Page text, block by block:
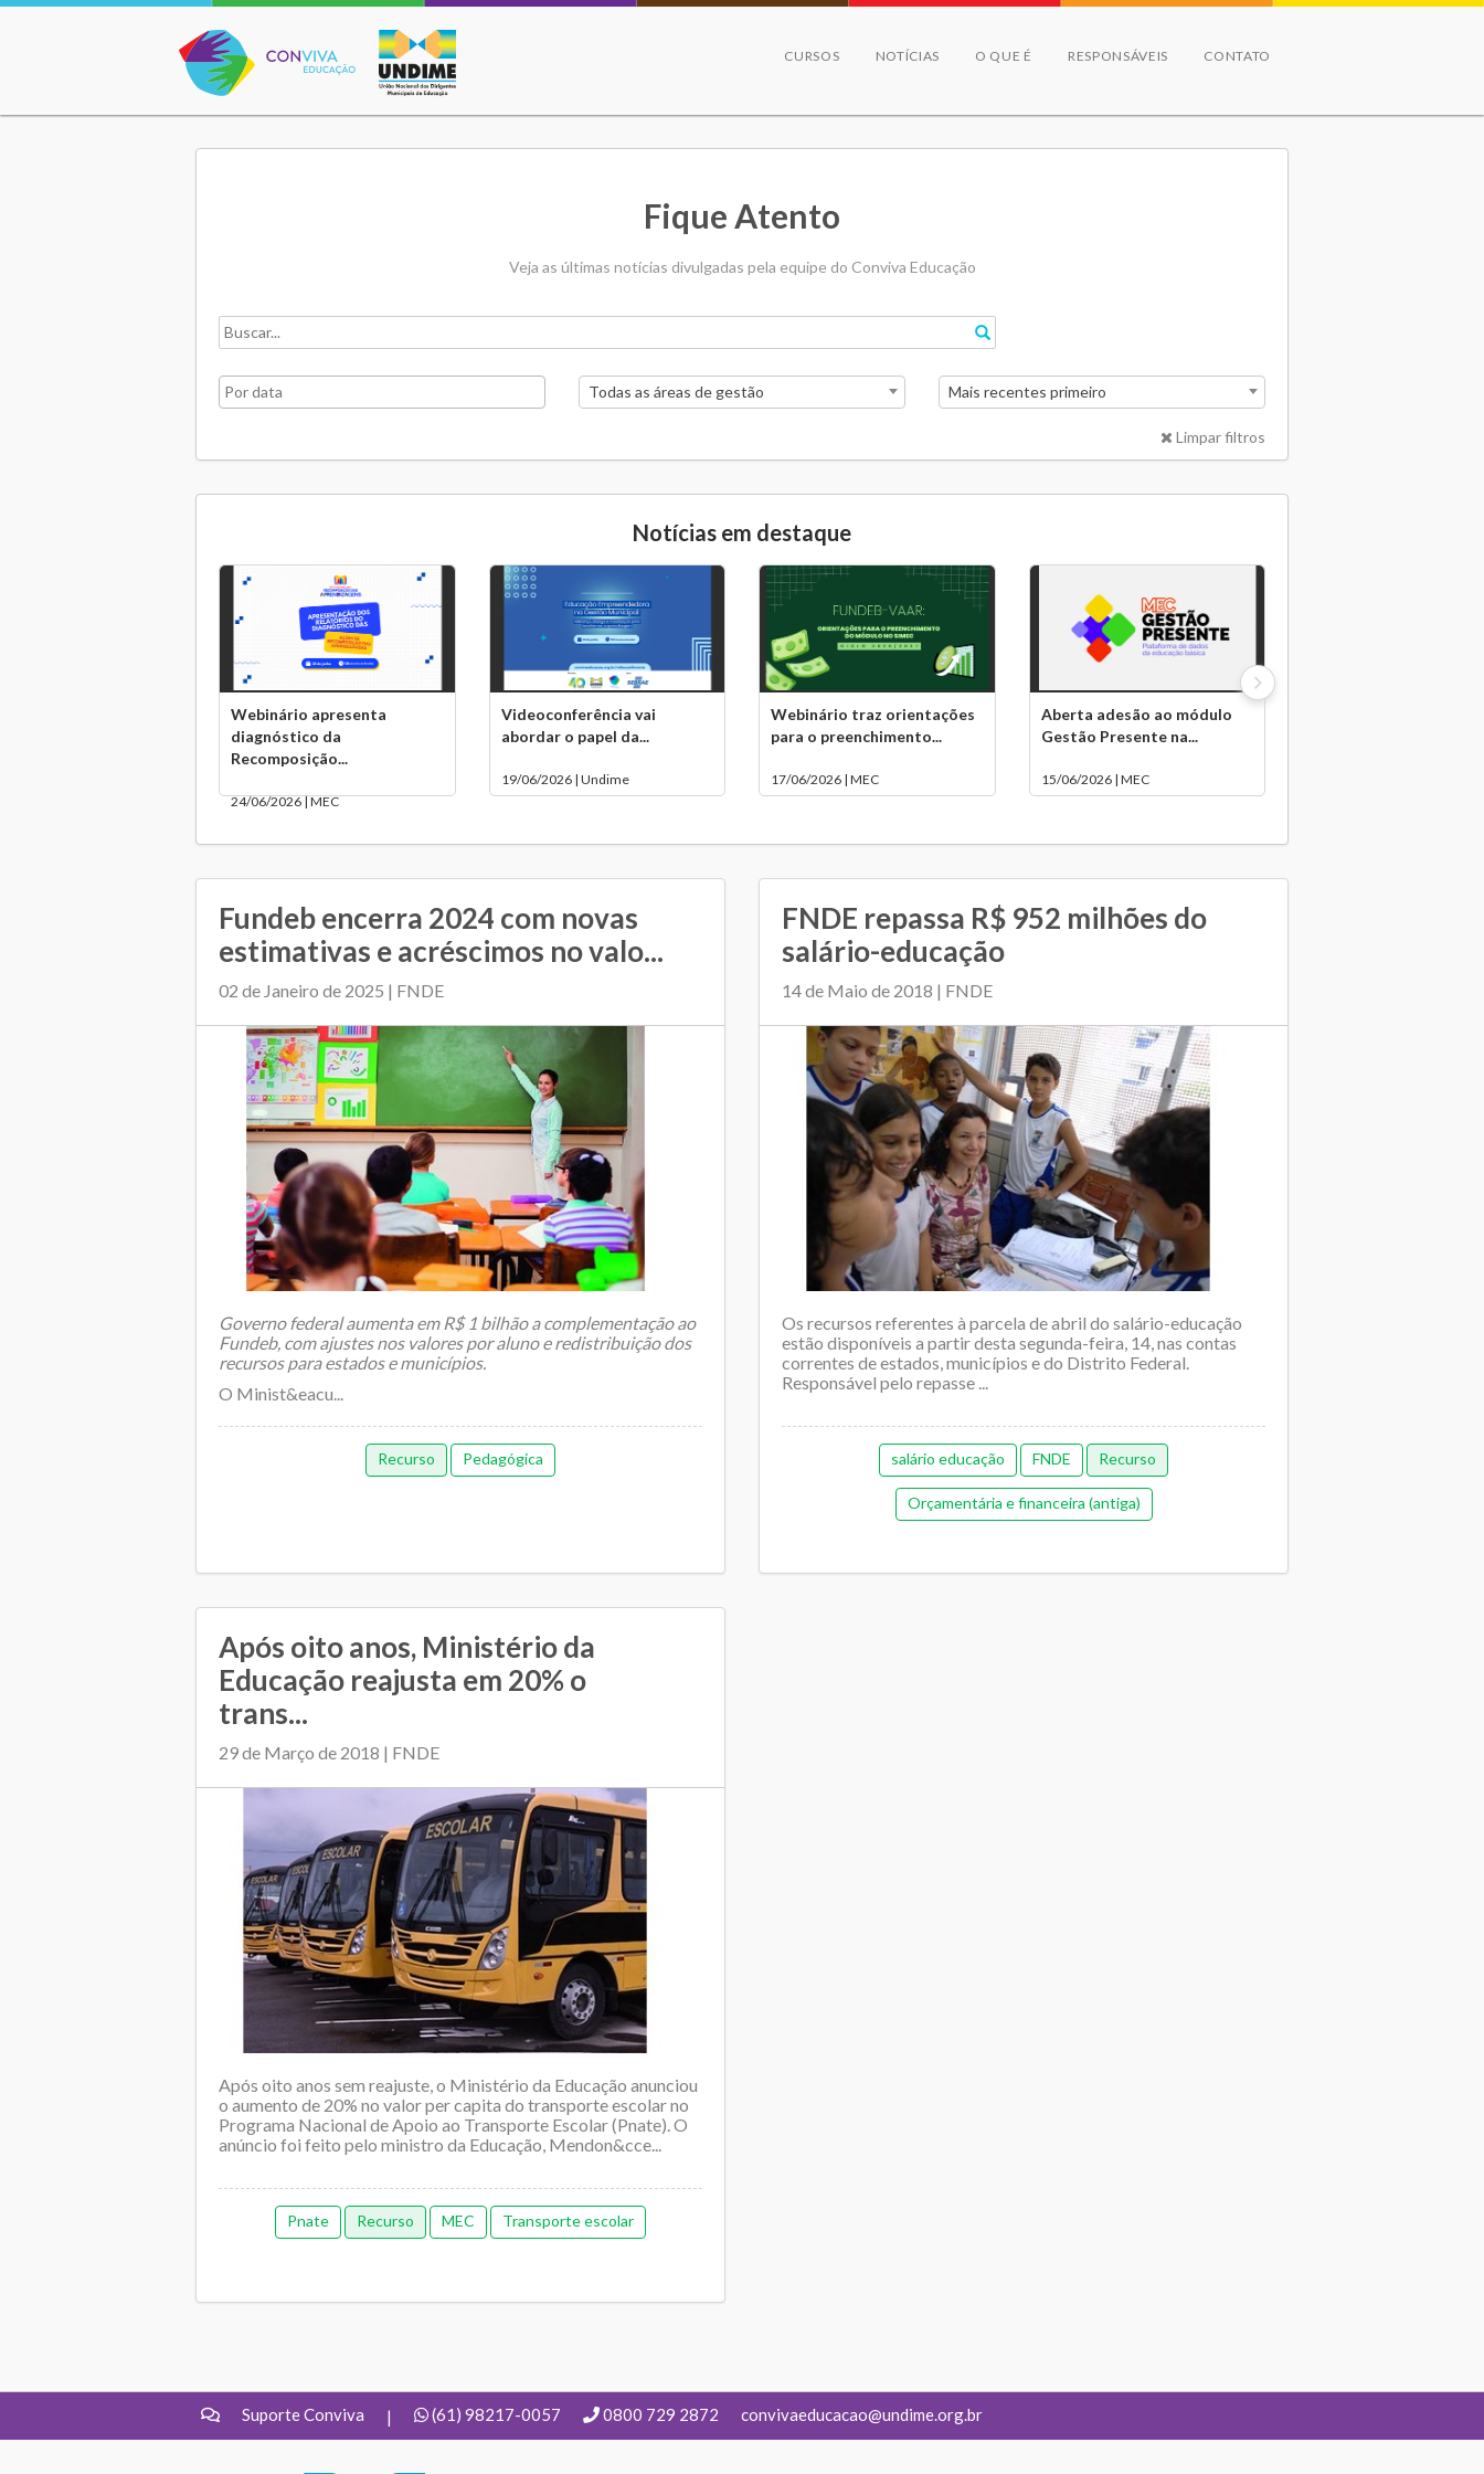
Conviva Educação
CURSOS NOTÍCIAS O QUE É RESPONSÁVEIS CONTATO
Fique Atento
Veja as últimas notícias divulgadas pela equipe do Conviva Educação
Todas as áreas de gestão Mais recentes primeiro
Limpar filtros
Notícias em destaque
Webinário apresenta
diagnóstico da
Recomposição...
24/06/2026 | MEC
Videoconferência vai
abordar o papel da...
19/06/2026 | Undime
Webinário traz orientações
para o preenchimento...
17/06/2026 | MEC
Aberta adesão ao módulo
Gestão Presente na...
15/06/2026 | MEC
Fundeb encerra 2024 com novas
estimativas e acréscimos no valo...
02 de Janeiro de 2025 | FNDE
Governo federal aumenta em R$ 1 bilhão a complementação ao
Fundeb, com ajustes nos valores por aluno e redistribuição dos
recursos para estados e municípios.
O Minist&eacu...
Recurso Pedagógica
FNDE repassa R$ 952 milhões do
salário-educação
14 de Maio de 2018 | FNDE
Os recursos referentes à parcela de abril do salário-educação
estão disponíveis a partir desta segunda-feira, 14, nas contas
correntes de estados, municípios e do Distrito Federal.
Responsável pelo repasse ...
salário educação FNDE Recurso
Orçamentária e financeira (antiga)
Após oito anos, Ministério da
Educação reajusta em 20% o
trans...
29 de Março de 2018 | FNDE
Após oito anos sem reajuste, o Ministério da Educação anunciou
o aumento de 20% no valor per capita do transporte escolar no
Programa Nacional de Apoio ao Transporte Escolar (Pnate). O
anúncio foi feito pelo ministro da Educação, Mendon&cce...
Pnate Recurso MEC Transporte escolar
Suporte Conviva | (61) 98217-0057 0800 729 2872 convivaeducacao@undime.org.br